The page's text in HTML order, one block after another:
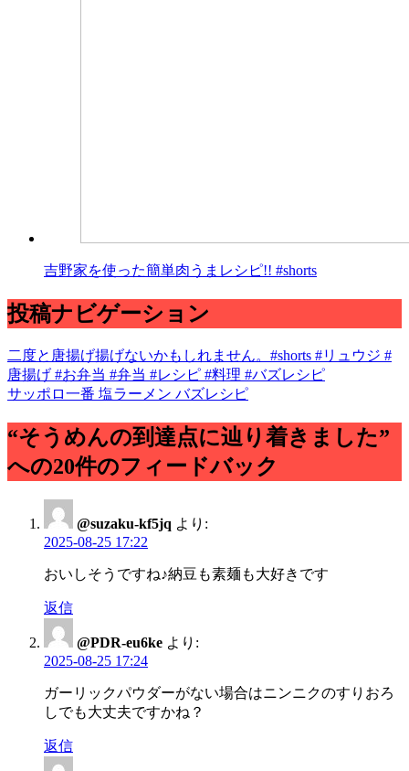
吉野家を使った簡単肉うまレシピ!! #shorts
投稿ナビゲーション
二度と唐揚げ揚げないかもしれません。#shorts #リュウジ #
唐揚げ #お弁当 #弁当 #レシピ #料理 #バズレシピ
サッポロ一番 塩ラーメン バズレシピ
“そうめんの到達点に辿り着きました”
への20件のフィードバック
@suzaku-kf5jq より:
2025-08-25 17:22
おいしそうですね♪納豆も素麺も大好きです
返信
@PDR-eu6ke より:
2025-08-25 17:24
ガーリックパウダーがない場合はニンニクのすりおろ
しでも大丈夫ですかね？
返信